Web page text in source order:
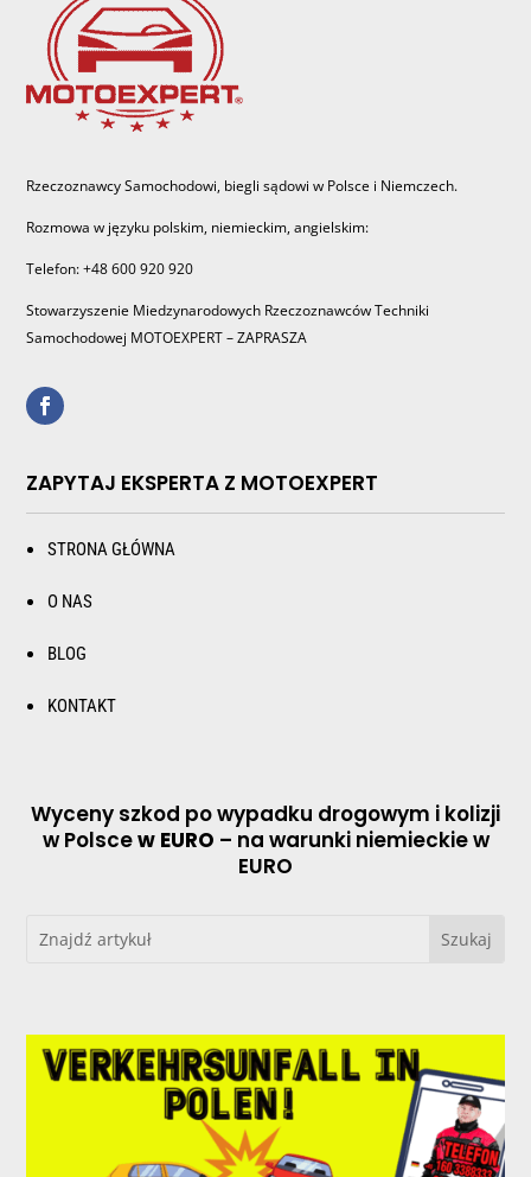
Rzeczoznawcy Samochodowi, biegli sądowi w Polsce i Niemczech.
Rozmowa w języku polskim, niemieckim, angielskim:
Telefon: +48 600 920 920
Stowarzyszenie Miedzynarodowych Rzeczoznawców Techniki
Samochodowej MOTOEXPERT – ZAPRASZA
ZAPYTAJ EKSPERTA Z MOTOEXPERT
STRONA GŁÓWNA
O NAS
BLOG
KONTAKT
Wyceny szkod po wypadku drogowym i kolizji
w Polscew EURO – na warunki niemieckie w
EURO